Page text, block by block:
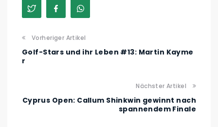
Vorheriger Artikel
Golf-Stars und ihr Leben #13: Martin Kayme
r
Nächster Artikel
Cyprus Open: Callum Shinkwin gewinnt nach
spannendem Finale